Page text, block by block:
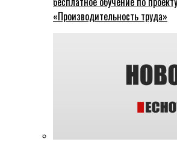
«Производительность труда»